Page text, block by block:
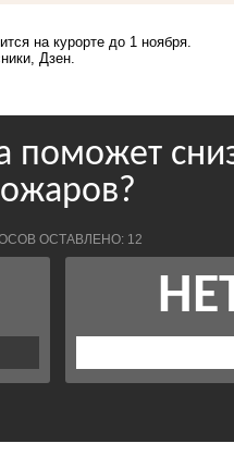
на курорте до 1 ноября.
Дзен.